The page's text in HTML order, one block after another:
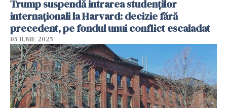
Trump suspendă intrarea studenților
internaționali la Harvard: decizie fără
precedent, pe fondul unui conflict escaladat
05 IUNIE 2025